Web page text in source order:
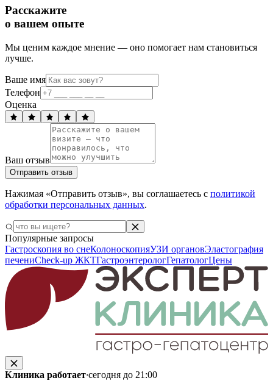
Расскажите
о вашем опыте
Мы ценим каждое мнение — оно помогает нам становиться
лучше.
Ваше имя
Телефон
Оценка
Ваш отзыв
Отправить отзыв
Нажимая «Отправить отзыв», вы соглашаетесь с политикой
обработки персональных данных.
Популярные запросы
Гастроскопия во снеКолоноскопияУЗИ органовЭластография
печениCheck-up ЖКТГастроэнтерологГепатологЦены
Клиника работает·сегодня до 21:00